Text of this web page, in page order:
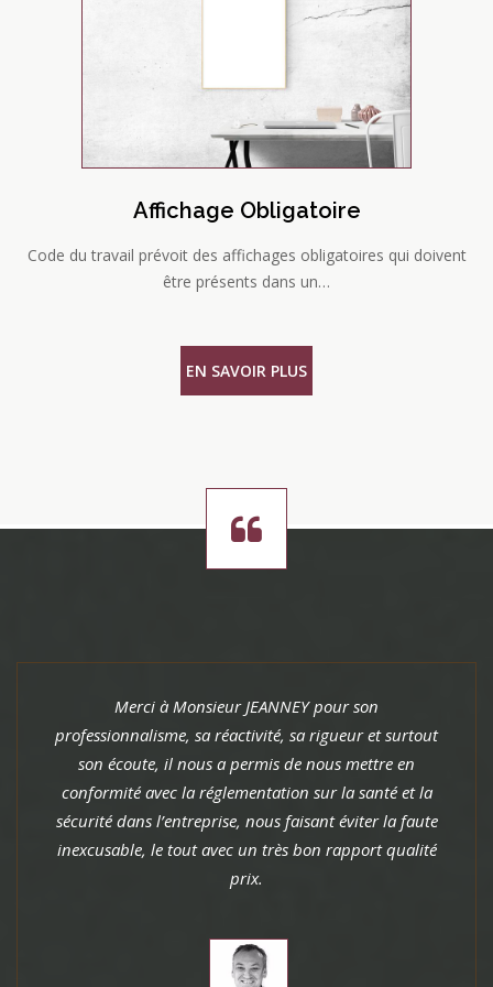
Affichage Obligatoire
Code du travail prévoit des affichages obligatoires qui doivent
être présents dans un…
EN SAVOIR PLUS
Patrick nous a fortement conseillé sur toute la
aux normes de notre entreprise. Toute son équipe
été très réactive dans la mise en place de notre
document unique. Nous recommandons PJ
Consulting Expertise sans hésiter !